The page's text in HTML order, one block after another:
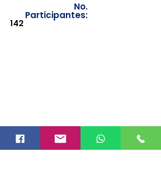
No.
Participantes:
142
correspondientes del año en
curso. Si requiere consultar una
constancia de años anteriores, le